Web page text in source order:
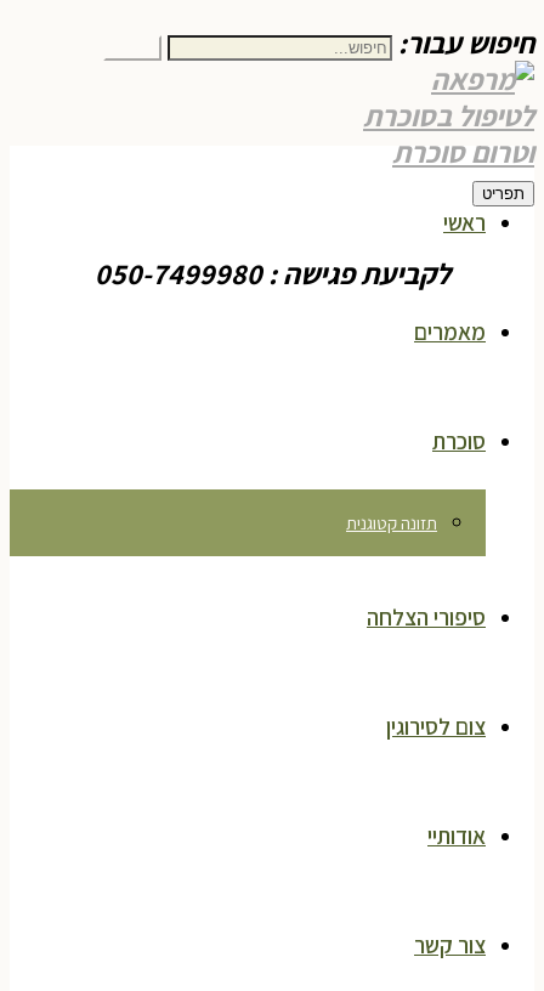
חיפוש עבור:
תפריט
לקביעת פגישה : 050-7499980
ראשי
מאמרים
סוכרת
תזונה קטוגנית
סיפורי הצלחה
צום לסירוגין
אודותיי
צור קשר